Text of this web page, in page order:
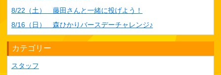
8/22（土） 藤田さんと一緒に投げよう！
8/16（日） 森ひかりバースデーチャレンジ♪
カテゴリー
スタッフ